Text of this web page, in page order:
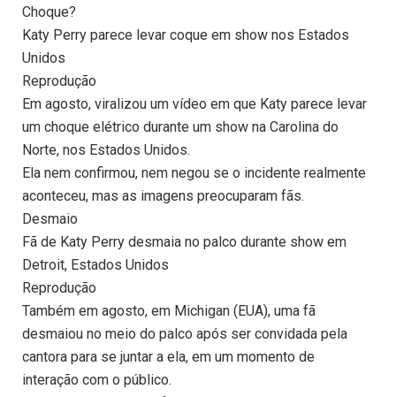
Choque?
Katy Perry parece levar coque em show nos Estados
Unidos
Reprodução
Em agosto, viralizou um vídeo em que Katy parece levar
um choque elétrico durante um show na Carolina do
Norte, nos Estados Unidos.
Ela nem confirmou, nem negou se o incidente realmente
aconteceu, mas as imagens preocuparam fãs.
Desmaio
Fã de Katy Perry desmaia no palco durante show em
Detroit, Estados Unidos
Reprodução
Também em agosto, em Michigan (EUA), uma fã
desmaiou no meio do palco após ser convidada pela
cantora para se juntar a ela, em um momento de
interação com o público.